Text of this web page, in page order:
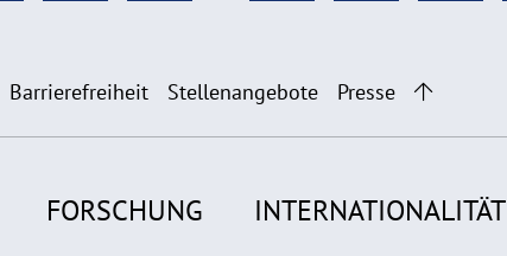
Barrierefreiheit Stellenangebote Presse
FORSCHUNG INTERNATIONALITÄT